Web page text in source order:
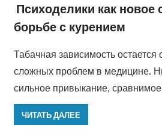
Психоделики как новое
борьбе с курением
Табачная зависимость
сложных проблем в медицине.
сильное привыкание, сравнимое
ЧИТАТЬ ДАЛЕЕ